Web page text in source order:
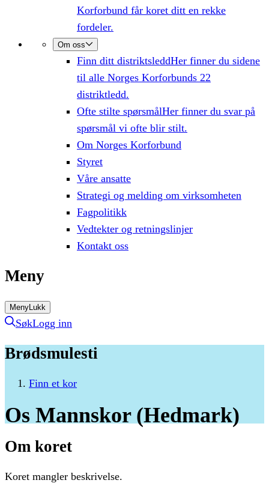
Korforbund får koret ditt en rekke
fordeler.
Om oss
Finn ditt distriktsleddHer finner du sidene
til alle Norges Korforbunds 22
distriktledd.
Ofte stilte spørsmålHer finner du svar på
spørsmål vi ofte blir stilt.
Om Norges Korforbund
Styret
Våre ansatte
Strategi og melding om virksomheten
Fagpolitikk
Vedtekter og retningslinjer
Kontakt oss
Meny
MenyLukk
SøkLogg inn
Brødsmulesti
Finn et kor
Os Mannskor (Hedmark)
Om koret
Koret mangler beskrivelse.